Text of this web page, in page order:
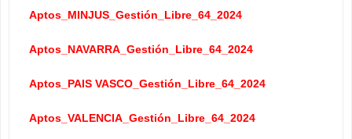
Aptos_MINJUS_Gestión_Libre_64_2024
Aptos_NAVARRA_Gestión_Libre_64_2024
Aptos_PAIS VASCO_Gestión_Libre_64_2024
Aptos_VALENCIA_Gestión_Libre_64_2024